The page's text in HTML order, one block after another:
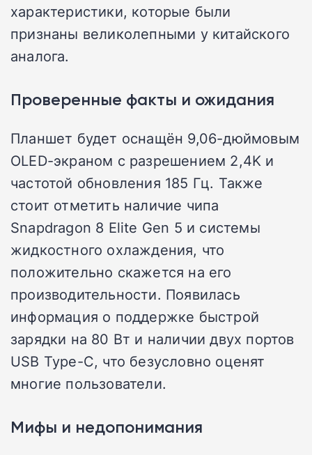
характеристики, которые были
признаны великолепными у китайского
аналога.
Проверенные факты и ожидания
Планшет будет оснащён 9,06-дюймовым
OLED-экраном с разрешением 2,4K и
частотой обновления 185 Гц. Также
стоит отметить наличие чипа
Snapdragon 8 Elite Gen 5 и системы
жидкостного охлаждения, что
положительно скажется на его
производительности. Появилась
информация о поддержке быстрой
зарядки на 80 Вт и наличии двух портов
USB Type-C, что безусловно оценят
многие пользователи.
Мифы и недопонимания